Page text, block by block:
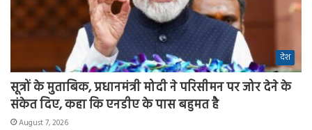
देश
सूत्रों के मुताबिक, प्रधानमंत्री मोदी ने परिसीमन पर जोर देने के
संकेत दिए, कहा कि एनडीए के पास बहुमत है
August 7, 2026